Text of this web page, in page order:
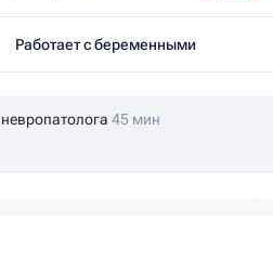
Работает с беременными
45 мин